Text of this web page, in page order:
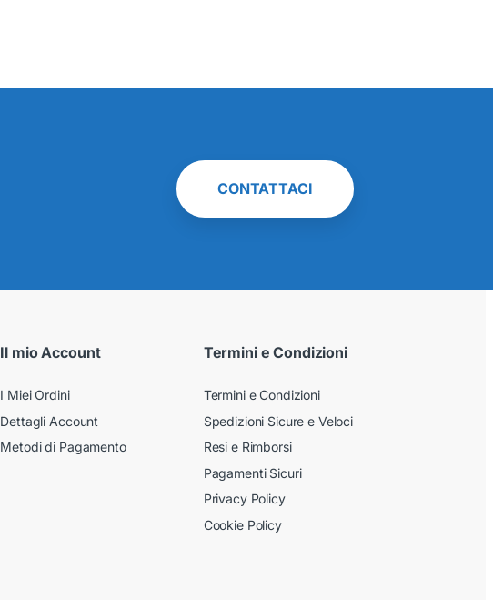
CONTATTACI
Il mio Account
I Miei Ordini
Dettagli Account
Metodi di Pagamento
Termini e Condizioni
Termini e Condizioni
Spedizioni Sicure e Veloci
Resi e Rimborsi
Pagamenti Sicuri
Privacy Policy
Cookie Policy